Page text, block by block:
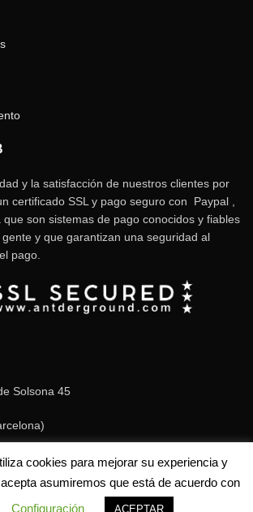
y la satisfacción de nuestros clientes por
certificado SSL y pago seguro con Paypal ,
que son sistemas de pago conocidos y fiables
y que garantizan una seguridad al
pago.
Solsona 45
99 05cookies para mejorar su experiencia y
asumiremos que está de acuerdo con
Configuración ACEPTAR